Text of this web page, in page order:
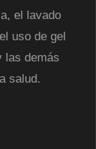
el lavado
uso de gel
las demás
salud.